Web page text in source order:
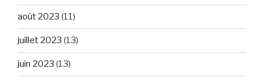
août 2023 (11)
juillet 2023 (13)
juin 2023 (13)